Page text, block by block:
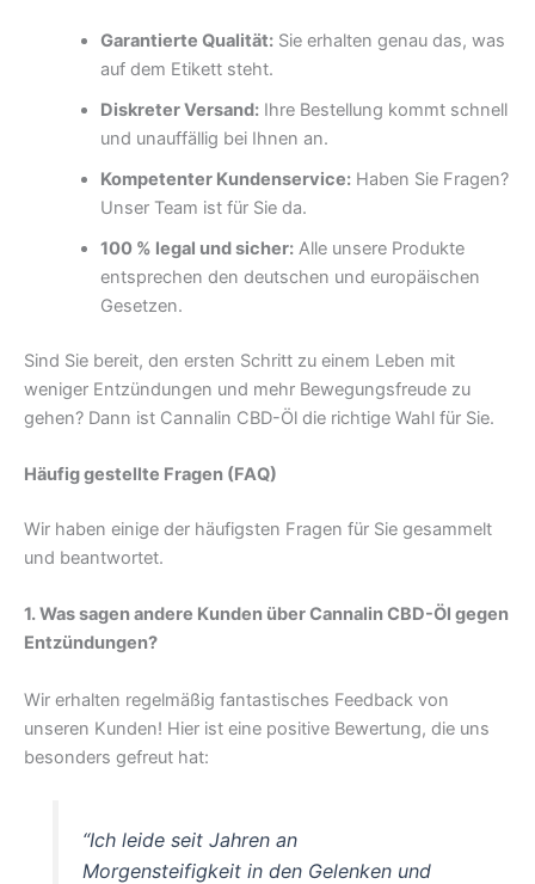
Garantierte Qualität:Sie erhalten genau das, was
auf dem Etikett steht.
Diskreter Versand:Ihre Bestellung kommt schnell
und unauffällig bei Ihnen an.
Kompetenter Kundenservice:Haben Sie Fragen?
Unser Team ist für Sie da.
100 % legal und sicher:Alle unsere Produkte
entsprechen den deutschen und europäischen
Gesetzen.
Sind Sie bereit, den ersten Schritt zu einem Leben mit
weniger Entzündungen und mehr Bewegungsfreude zu
gehen? Dann ist Cannalin CBD-Öl die richtige Wahl für Sie.
Häufig gestellte Fragen (FAQ)
Wir haben einige der häufigsten Fragen für Sie gesammelt
und beantwortet.
1. Was sagen andere Kunden über Cannalin CBD-Öl gegen
Entzündungen?
Wir erhalten regelmäßig fantastisches Feedback von
unseren Kunden! Hier ist eine positive Bewertung, die uns
besonders gefreut hat:
“Ich leide seit Jahren an
Morgensteifigkeit in den Gelenken und